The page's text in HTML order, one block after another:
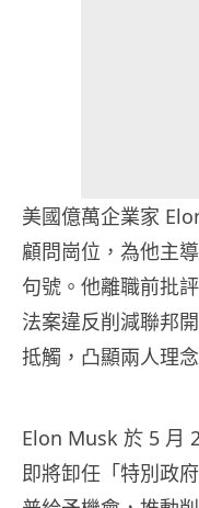
美國億萬企業家
顧問崗位，為他主
句號。他離職前批
法案違反削減聯邦
抵觸，凸顯兩人理
Elon Musk 於 5 月
即將卸任「特別政